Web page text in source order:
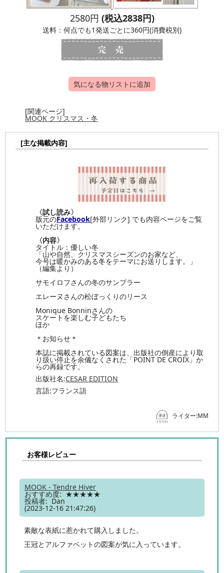
2580円 (税込2838円)
送料：何点でも1発送ごとに360円(消費税別)
気になる物リストに追加
[関連ページ]
MOOK クリスマス・冬
[主な掲載内容]
〈試し読み〉
版元のFacebook[外部リンク] でも内容ページをご覧
いただけます。
〈内容〉
タイトル：優しい冬
「山や自然、クリスマスシーズンのお家など、
今号は暖かみのある冬をテーマにお送りします。」
（編集より）
サモイロフさんの冬のサンプラー
エレーヌさんの松ぼっくりのリース
Monique Bonninさんの
スケートを楽しむ子どもたち
ほか
＊お知らせ＊
本誌に掲載されている図案は、出版社の倒産により取
り扱い停止を余儀なくされた「POINT DE CROIX」か
らの再録です。
出版社名:CESAR EDITION
言語:フランス語
ライター:MM
お客様レビュー
MOOK - Tendre Hiver
おすすめ度: ★★★★★
投稿者: Dan
(2023-12-16 21:47:26)
素敵な表紙に惹かれて購入しました。
王冠とアルファベットの図案が気に入っています。